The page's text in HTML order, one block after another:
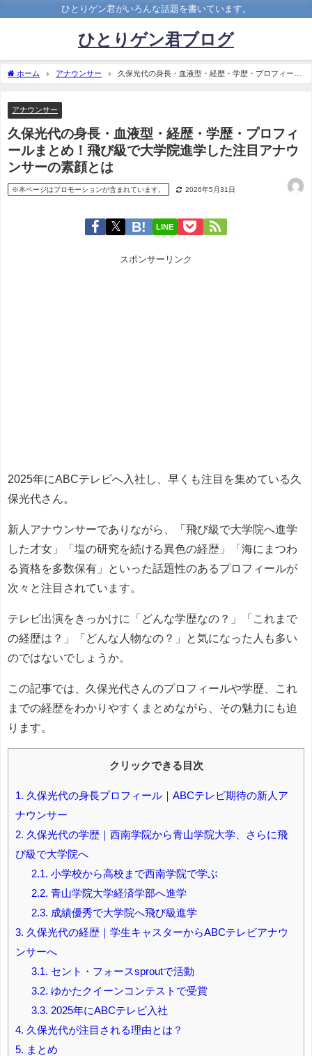
ひとりゲン君がいろんな話題を書いています。
ひとりゲン君ブログ
ホーム アナウンサー
久保光代の身長・血液型・経歴・学歴・プロフィール
アナウンサー
久保光代の身長・血液型・経歴・学歴・プロフィ
ールまとめ！飛び級で大学院進学した注目アナウ
ンサーの素顔とは
※本ページはプロモーションが含まれています。 2026年5月31日
LINE
スポンサーリンク
2025年にABCテレビへ入社し、早くも注目を集めている久
保光代さん。
新人アナウンサーでありながら、「飛び級で大学院へ進学
した才女」「塩の研究を続ける異色の経歴」「海にまつわ
る資格を多数保有」といった話題性のあるプロフィールが
次々と注目されています。
テレビ出演をきっかけに「どんな学歴なの？」「これまで
の経歴は？」「どんな人物なの？」と気になった人も多い
のではないでしょうか。
この記事では、久保光代さんのプロフィールや学歴、これ
までの経歴をわかりやすくまとめながら、その魅力にも迫
ります。
クリックできる目次
1. 久保光代の身長プロフィール｜ABCテレビ期待の新人ア
ナウンサー
2. 久保光代の学歴｜西南学院から青山学院大学、さらに飛
び級で大学院へ
2.1. 小学校から高校まで西南学院で学ぶ
2.2. 青山学院大学経済学部へ進学
2.3. 成績優秀で大学院へ飛び級進学
3. 久保光代の経歴｜学生キャスターからABCテレビアナウ
ンサーへ
3.1. セント・フォースsproutで活動
3.2. ゆかたクイーンコンテストで受賞
3.3. 2025年にABCテレビ入社
4. 久保光代が注目される理由とは？
5. まとめ